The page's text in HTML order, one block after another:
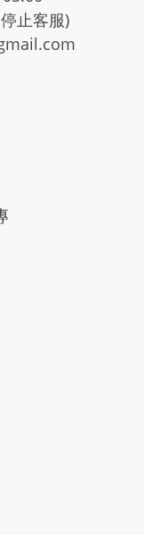
止客服)